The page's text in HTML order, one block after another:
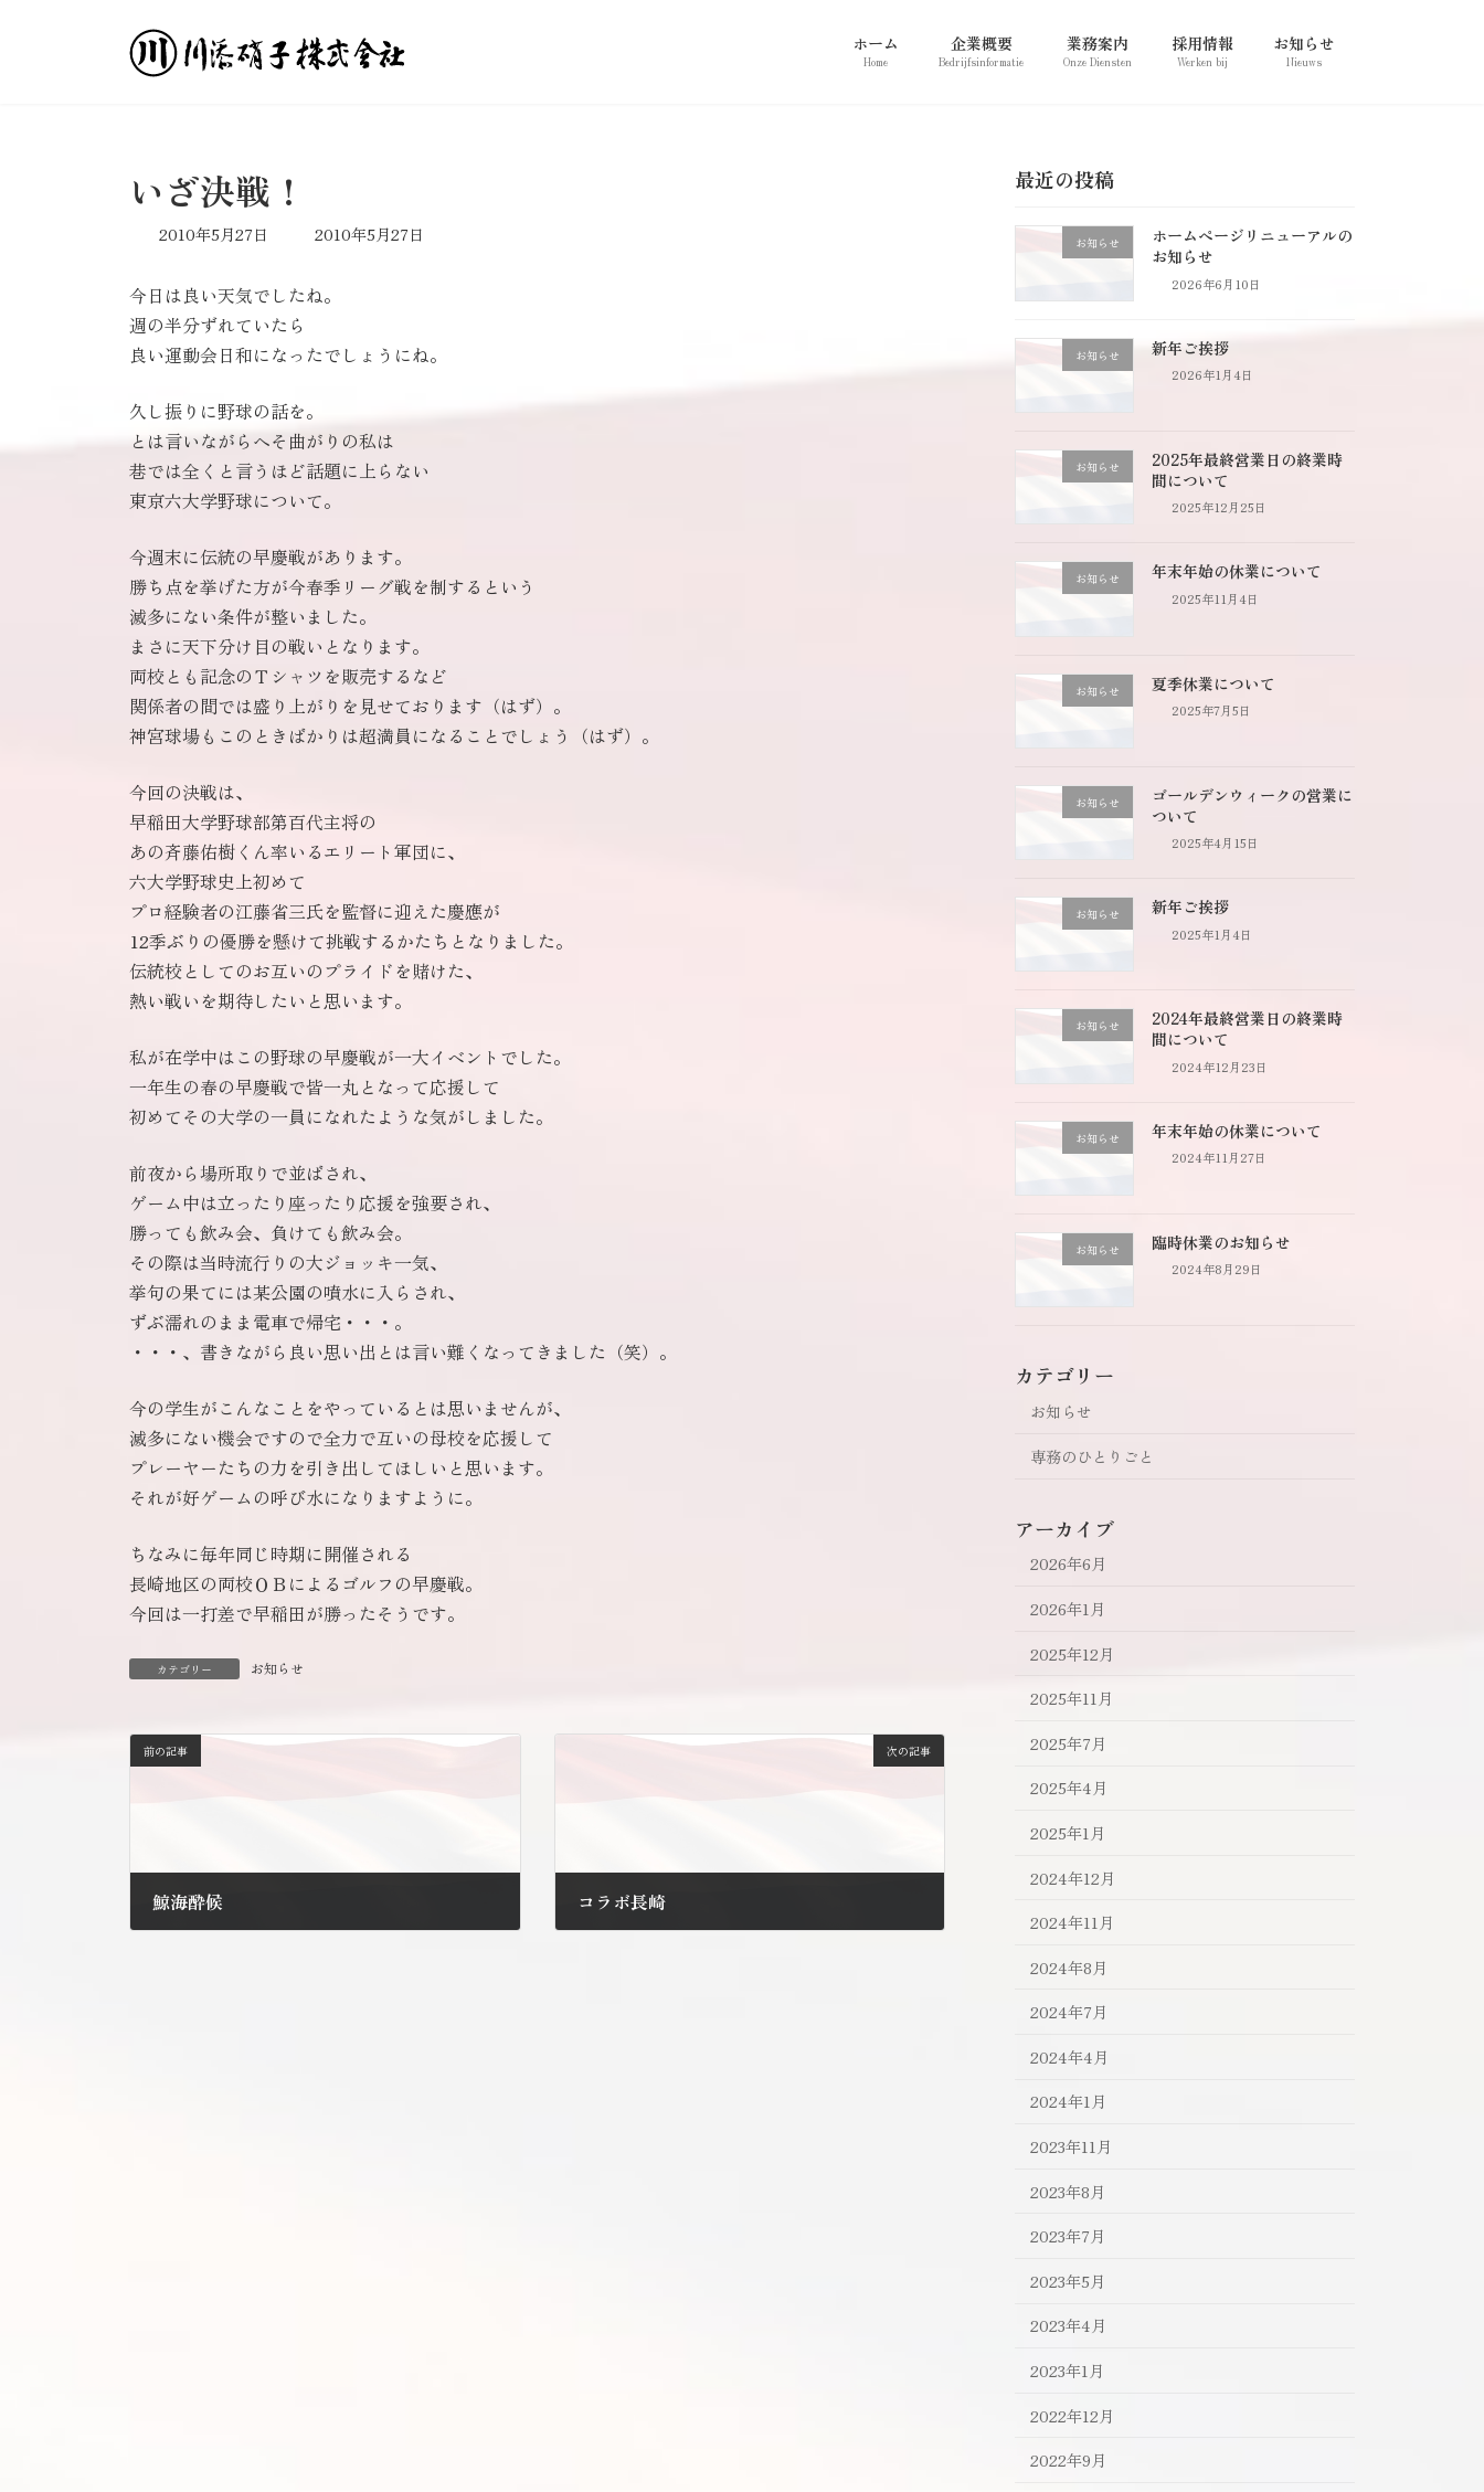
ホーム
Home
企業概要
Bedrijfsinformatie
業務案内
Onze Diensten
採用情報
Werken bij
お知らせ
Nieuws
いざ決戦！
2010年5月27日
最
新
:
2010年5月27日
今日は良い天気でしたね。
週の半分ずれていたら
良い運動会日和になったでしょうにね。
久し振りに野球の話を。
とは言いながらへそ曲がりの私は
巷では全くと言うほど話題に上らない
東京六大学野球について。
今週末に伝統の早慶戦があります。
勝ち点を挙げた方が今春季リーグ戦を制するという
滅多にない条件が整いました。
まさに天下分け目の戦いとなります。
両校とも記念のＴシャツを販売するなど
関係者の間では盛り上がりを見せております（はず）。
神宮球場もこのときばかりは超満員になることでしょう（はず）。
今回の決戦は、
早稲田大学野球部第百代主将の
あの斉藤佑樹くん率いるエリート軍団に、
六大学野球史上初めて
プロ経験者の江藤省三氏を監督に迎えた慶應が
12季ぶりの優勝を懸けて挑戦するかたちとなりました。
伝統校としてのお互いのプライドを賭けた、
熱い戦いを期待したいと思います。
私が在学中はこの野球の早慶戦が一大イベントでした。
一年生の春の早慶戦で皆一丸となって応援して
初めてその大学の一員になれたような気がしました。
前夜から場所取りで並ばされ、
ゲーム中は立ったり座ったり応援を強要され、
勝っても飲み会、負けても飲み会。
その際は当時流行りの大ジョッキ一気、
挙句の果てには某公園の噴水に入らされ、
ずぶ濡れのまま電車で帰宅・・・。
・・・、書きながら良い思い出とは言い難くなってきました（笑）。
今の学生がこんなことをやっているとは思いませんが、
滅多にない機会ですので全力で互いの母校を応援して
プレーヤーたちの力を引き出してほしいと思います。
それが好ゲームの呼び水になりますように。
ちなみに毎年同じ時期に開催される
長崎地区の両校ＯＢによるゴルフの早慶戦。
今回は一打差で早稲田が勝ったそうです。
カテゴリー お知らせ
前の記事
鯨海酔候
次の記事
コラボ長崎
最近の投稿
お知らせ
ホームページリニューアルの
お知らせ
2026年6月10日
お知らせ 新年ご挨拶
2026年1月4日
お知らせ
2025年最終営業日の終業時
間について
2025年12月25日
お知らせ 年末年始の休業について
2025年11月4日
お知らせ 夏季休業について
2025年7月5日
お知らせ
ゴールデンウィークの営業に
ついて
2025年4月15日
お知らせ 新年ご挨拶
2025年1月4日
お知らせ
2024年最終営業日の終業時
間について
2024年12月23日
お知らせ 年末年始の休業について
2024年11月27日
お知らせ 臨時休業のお知らせ
2024年8月29日
カテゴリー
お知らせ
専務のひとりごと
アーカイブ
2026年6月
2026年1月
2025年12月
2025年11月
2025年7月
2025年4月
2025年1月
2024年12月
2024年11月
2024年8月
2024年7月
2024年4月
2024年1月
2023年11月
2023年8月
2023年7月
2023年5月
2023年4月
2023年1月
2022年12月
2022年9月